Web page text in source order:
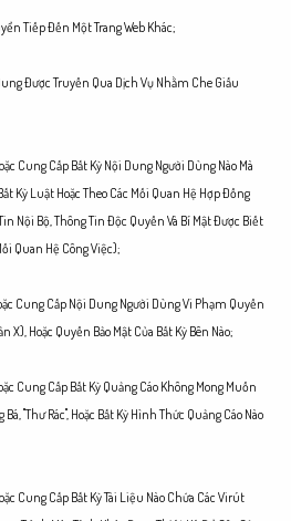
Tiếp Đến Một Trang Web Khác;
Được Truyền Qua Dịch Vụ Nhằm Che Giấu
Cung Cấp Bất Kỳ Nội Dung Người Dùng Nào Mà
Kỳ Luật Hoặc Theo Các Mối Quan Hệ Hợp Đồng
Nội Bộ, Thông Tin Độc Quyền Và Bí Mật Được Biết
Quan Hệ Công Việc);
Cung Cấp Nội Dung Người Dùng Vi Phạm Quyền
X), Hoặc Quyền Bảo Mật Của Bất Kỳ Bên Nào;
Cung Cấp Bất Kỳ Quảng Cáo Không Mong Muốn
"Thư Rác", Hoặc Bất Kỳ Hình Thức Quảng Cáo Nào
Cung Cấp Bất Kỳ Tài Liệu Nào Chứa Các Virút